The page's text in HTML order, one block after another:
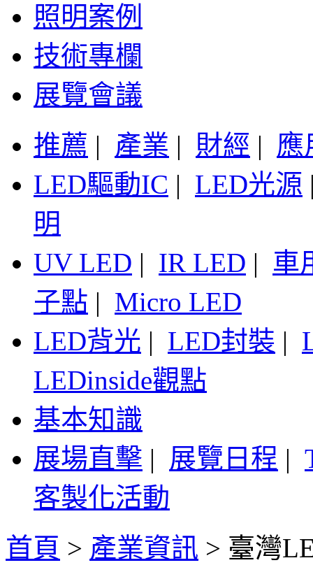
照明案例
技術專欄
展覽會議
推薦 | 產業 | 財經 | 應
LED驅動IC | LED光源
明
UV LED | IR LED | 車
子點 | Micro LED
LED背光 | LED封裝 |
LEDinside觀點
基本知識
展場直擊 | 展覽日程 |
客製化活動
首頁 > 產業資訊 > 臺灣